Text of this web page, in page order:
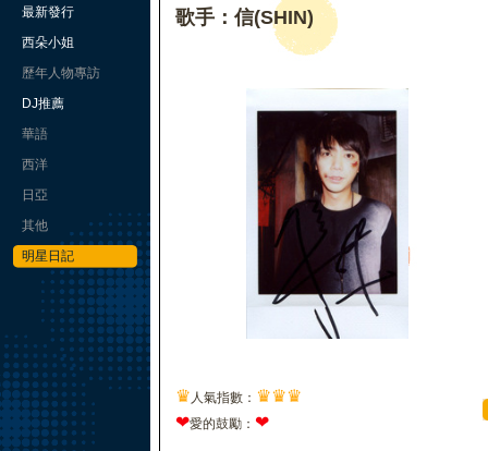
最新發行
西朵小姐
歷年人物專訪
DJ推薦
華語
西洋
日亞
其他
明星日記
歌手：信(SHIN)
♛ 人氣指數： ♛♛♛
❤愛的鼓勵： ❤